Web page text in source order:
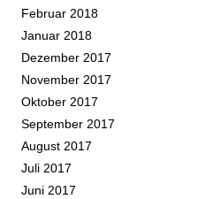
Februar 2018
Januar 2018
Dezember 2017
November 2017
Oktober 2017
September 2017
August 2017
Juli 2017
Juni 2017